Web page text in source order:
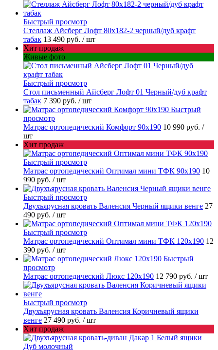
Быстрый просмотр
Стеллаж Айсберг Лофт 80х182-2 черный/дуб крафт
табак 13 490 руб. / шт
Хит продаж
Живые фото
Быстрый просмотр
Стол письменный Айсберг Лофт 01 Черный/дуб крафт
табак 7 390 руб. / шт
Быстрый
просмотр
Матрас ортопедический Комфорт 90х190 10 990 руб. /
шт
Хит продаж
Быстрый просмотр
Матрас ортопедический Оптимал мини ТФК 90х190 10
990 руб. / шт
Быстрый просмотр
Двухъярусная кровать Валенсия Черный ящики венге 27
490 руб. / шт
Быстрый просмотр
Матрас ортопедический Оптимал мини ТФК 120х190 12
390 руб. / шт
Быстрый
просмотр
Матрас ортопедический Люкс 120х190 12 790 руб. / шт
Быстрый просмотр
Двухъярусная кровать Валенсия Коричневый ящики
венге 27 490 руб. / шт
Хит продаж